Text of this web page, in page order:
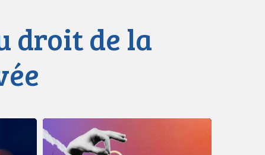
droit de la
Les
chercheurs